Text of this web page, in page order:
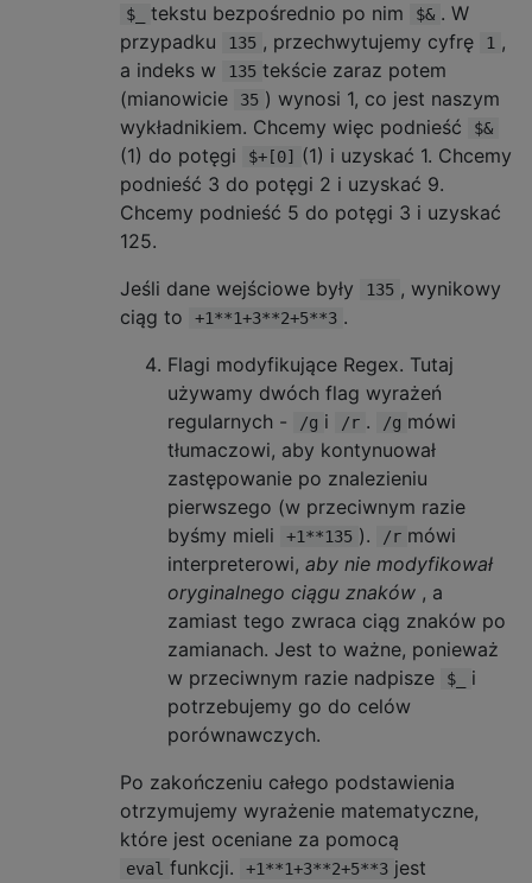
$_ tekstu bezpośrednio po nim $& . W
przypadku
135 , przechwytujemy cyfrę 1 ,
a indeks w
135 tekście zaraz potem
(mianowicie
35 ) wynosi 1, co jest naszym
wykładnikiem. Chcemy więc podnieść
$&
(1) do potęgi $+[0]
(1) i uzyskać 1. Chcemy
podnieść 3 do potęgi 2 i uzyskać 9.
Chcemy podnieść 5 do potęgi 3 i uzyskać
125.
Jeśli dane wejściowe były
135 , wynikowy
ciąg to
+1**1+3**2+5**3 .
Flagi modyfikujące Regex. Tutaj
używamy dwóch flag wyrażeń
regularnych -
/g i /r . /g mówi
tłumaczowi, aby kontynuował
zastępowanie po znalezieniu
pierwszego (w przeciwnym razie
byśmy mieli
+1**135 ). /r mówi
interpreterowi, aby nie modyfikował
oryginalnego ciągu znaków , a
zamiast tego zwraca ciąg znaków po
zamianach. Jest to ważne, ponieważ
w przeciwnym razie nadpisze
$_
i
potrzebujemy go do celów
porównawczych.
Po zakończeniu całego podstawienia
otrzymujemy wyrażenie matematyczne,
które jest oceniane za pomocą
eval funkcji. +1**1+3**2+5**3 jest